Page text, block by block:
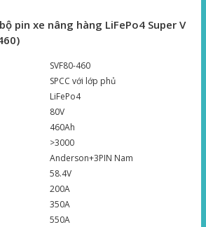
pin xe nâng hàng LiFePo4 Super V
SVF80-460
SPCC với lớp phủ
LiFePo4
80V
460Ah
>3000
Anderson+3PIN Nam
58.4V
200A
350A
550A